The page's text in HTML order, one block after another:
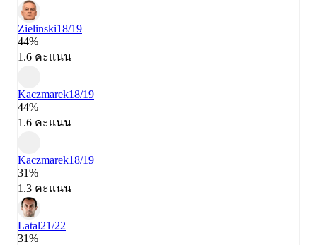
Zielinski18/19
44%
1.6 คะแนน
Kaczmarek18/19
44%
1.6 คะแนน
Kaczmarek18/19
31%
1.3 คะแนน
Latal21/22
31%